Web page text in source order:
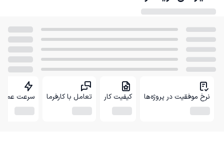
نرخ موفقیت در پروژه‌ها کیفیت کار تعامل با کارفرما سرعت عمل